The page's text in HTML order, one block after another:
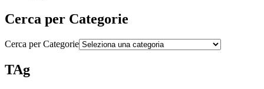
Cerca per Categorie
Cerca per Categorie
TAg